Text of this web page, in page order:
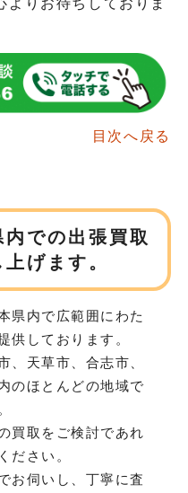
目次へ戻る
での出張買取
げます。
県内で広範囲にわた
供しております。
、天草市、合志市、
のほとんどの地域で
買取をご検討であれ
ださい。
お伺いし、丁寧に査